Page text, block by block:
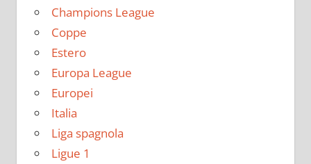
Champions League
Coppe
Estero
Europa League
Europei
Italia
Liga spagnola
Ligue 1